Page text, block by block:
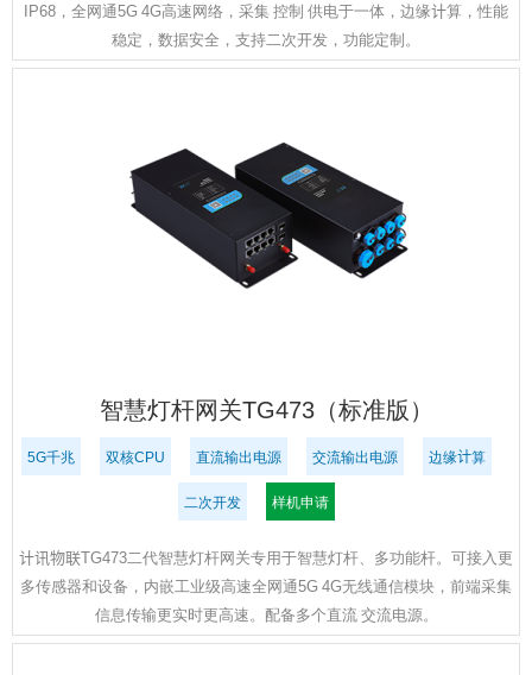
IP68，全网通5G 4G高速网络，采集 控制 供电于一体，边缘计算，性能
稳定，数据安全，支持二次开发，功能定制。
智慧灯杆网关TG473（标准版）
5G千兆 双核CPU 直流输出电源 交流输出电源 边缘计算
二次开发 样机申请
计讯物联TG473二代智慧灯杆网关专用于智慧灯杆、多功能杆。可接入更
多传感器和设备，内嵌工业级高速全网通5G 4G无线通信模块，前端采集
信息传输更实时更高速。配备多个直流 交流电源。